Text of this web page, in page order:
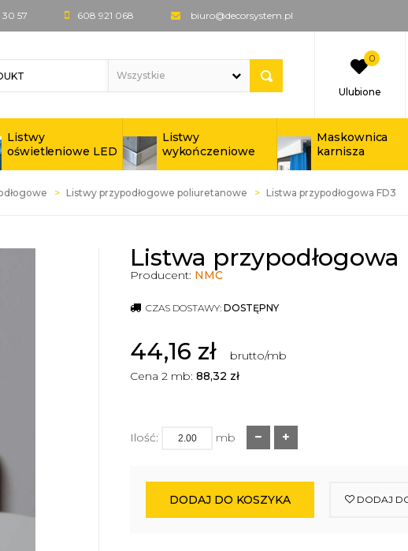
30 57 608 921 068 biuro@decorsystem.pl
0
Ulubione
Listwy
oświetleniowe LED
Listwy
wykończeniowe
Maskownica
karnisza
Listwy przypodłogowe poliuretanowe Listwa przypodłogowa FD3
Listwa przypodłogowa
Producent: NMC
CZAS DOSTAWY: DOSTĘPNY
44,16 zł
brutto/mb
Cena 2 mb: 88,32 zł
Ilość: mb
DODAJ DO KOSZYKA DODAJ